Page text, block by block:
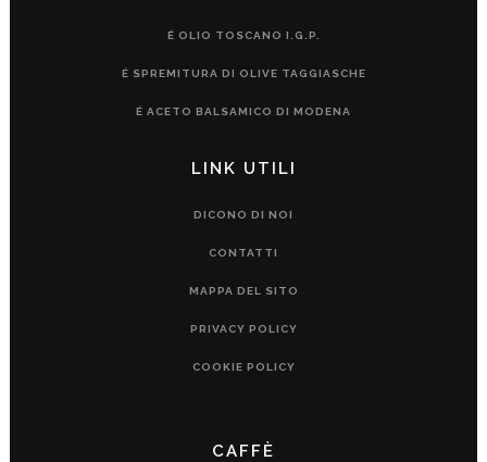
É OLIO TOSCANO I.G.P.
É SPREMITURA DI OLIVE TAGGIASCHE
É ACETO BALSAMICO DI MODENA
LINK UTILI
DICONO DI NOI
CONTATTI
MAPPA DEL SITO
PRIVACY POLICY
COOKIE POLICY
CAFFÈ